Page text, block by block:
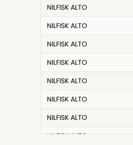
NILFISK ALTO
NILFISK ALTO
NILFISK ALTO
NILFISK ALTO
NILFISK ALTO
NILFISK ALTO
NILFISK ALTO
NILFISK ALTO